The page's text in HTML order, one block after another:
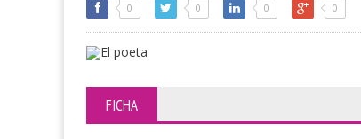
0 0 0 0
FICHA